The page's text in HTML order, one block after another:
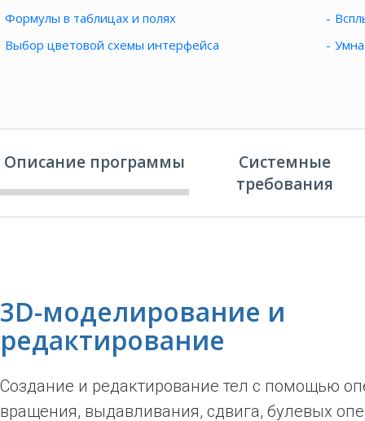
Формулы в таблицах и полях
Выбор цветовой схемы интерфейса
Описание программы
Системные
требования
3D-моделирование и
редактирование
Создание и редактирование тел с помощью
вращения, выдавливания, сдвига, булевых